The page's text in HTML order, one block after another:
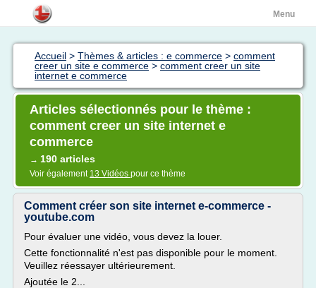
Menu
Accueil > Thèmes & articles : e commerce > comment
creer un site e commerce > comment creer un site
internet e commerce
Articles sélectionnés pour le thème :
comment creer un site internet e
commerce
→ 190 articles
Voir également 13 Vidéos pour ce thème
Comment créer son site internet e-commerce -
youtube.com
Pour évaluer une vidéo, vous devez la louer.
Cette fonctionnalité n'est pas disponible pour le moment.
Veuillez réessayer ultérieurement.
Ajoutée le 2...